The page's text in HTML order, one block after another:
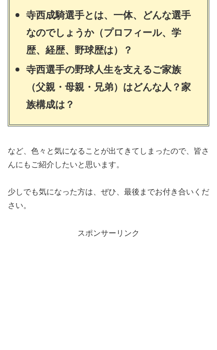
寺西成騎選手とは、一体、どんな選手
なのでしょうか（プロフィール、学
歴、経歴、野球歴は）？
寺西選手の野球人生を支えるご家族
（父親・母親・兄弟）はどんな人？家
族構成は？
など、色々と気になることが出てきてしまったので、皆さ
んにもご紹介したいと思います。
少しでも気になった方は、ぜひ、最後までお付き合いくだ
さい。
スポンサーリンク